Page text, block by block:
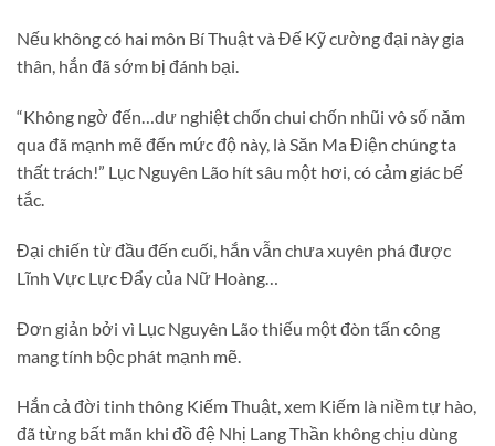
Nếu không có hai môn Bí Thuật và Đế Kỹ cường đại này gia
thân, hắn đã sớm bị đánh bại.
“Không ngờ đến…dư nghiệt chốn chui chốn nhũi vô số năm
qua đã mạnh mẽ đến mức độ này, là Săn Ma Điện chúng ta
thất trách!” Lục Nguyên Lão hít sâu một hơi, có cảm giác bế
tắc.
Đại chiến từ đầu đến cuối, hắn vẫn chưa xuyên phá được
Lĩnh Vực Lực Đẩy của Nữ Hoàng…
Đơn giản bởi vì Lục Nguyên Lão thiếu một đòn tấn công
mang tính bộc phát mạnh mẽ.
Hắn cả đời tinh thông Kiếm Thuật, xem Kiếm là niềm tự hào,
đã từng bất mãn khi đồ đệ Nhị Lang Thần không chịu dùng